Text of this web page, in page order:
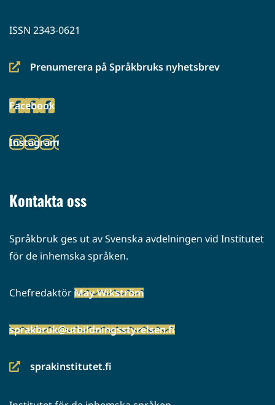
ISSN 2343-0621
Prenumerera på Språkbruks nyhetsbrev
(siirryt
palveluun)
Facebook
(siirryt
palveluun)
Instagram
(siirryt
Kontakta oss
Språkbruk ges ut av Svenska avdelningen vid Institutet
för de inhemska språken.
ChefredaktörMay Wikström
sprakbruk@utbildningsstyrelsen.fi
sprakinstitutet.fi
(siirryt